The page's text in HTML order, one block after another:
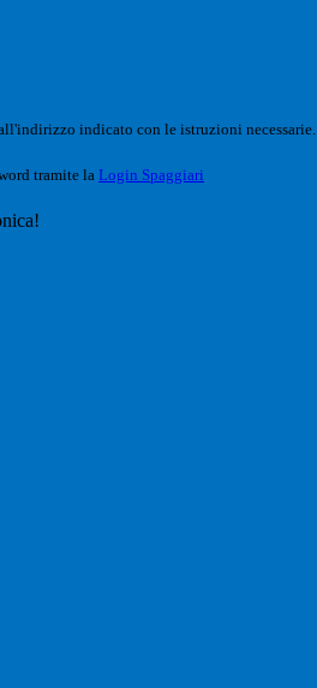
indicato con le istruzioni necessarie.
tramite la Login Spaggiari